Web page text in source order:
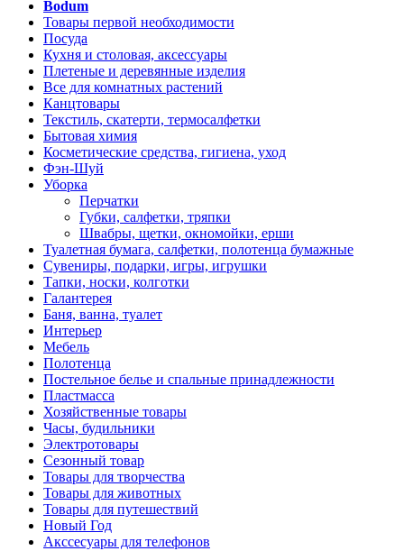
Bodum
Товары первой необходимости
Посуда
Кухня и столовая, аксессуары
Плетеные и деревянные изделия
Все для комнатных растений
Канцтовары
Текстиль, скатерти, термосалфетки
Бытовая химия
Косметические средства, гигиена, уход
Фэн-Шуй
Уборка
Перчатки
Губки, салфетки, тряпки
Швабры, щетки, окномойки, ерши
Туалетная бумага, салфетки, полотенца бумажные
Сувениры, подарки, игры, игрушки
Тапки, носки, колготки
Галантерея
Баня, ванна, туалет
Интерьер
Мебель
Полотенца
Постельное белье и спальные принадлежности
Пластмасса
Хозяйственные товары
Часы, будильники
Электротовары
Сезонный товар
Товары для творчества
Товары для животных
Товары для путешествий
Новый Год
Акссесуары для телефонов